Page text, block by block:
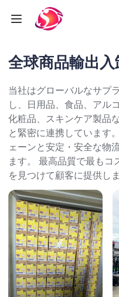
全球商品輸出
当社はグローバルなサプ
し、日用品、食品、アル
化粧品、スキンケア製品
と緊密に連携しています
ェーンと安定・安全な物
ます。 最高品質で最もコ
を見つけて顧客に提供しま
Home
会社概要
業務紹介
日本名曜株式会社